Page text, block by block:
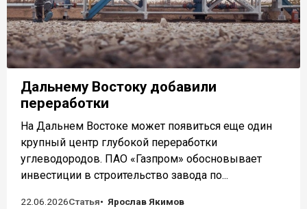
Дальнему Востоку добавили
переработки
На Дальнем Востоке может появиться еще один
крупный центр глубокой переработки
углеводородов. ПАО «Газпром» обосновывает
инвестиции в строительство завода по...
22.06.2026Статья
Ярослав Якимов